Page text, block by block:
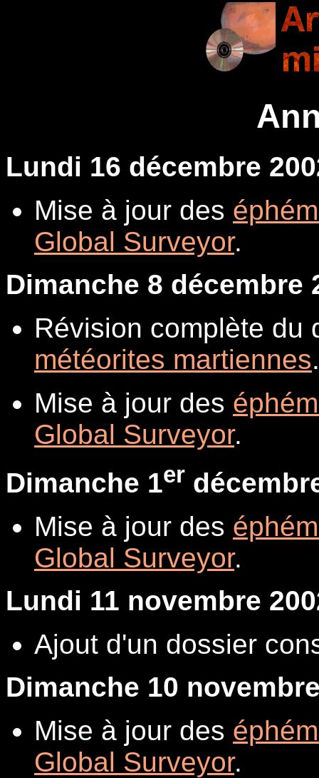
Lundi 16 décembre
Mise à jour des
Global Surveyor.
Dimanche 8 décembre
Révision complète du
météorites martiennes.
Mise à jour des
Global Surveyor.
Dimanche 1er
Mise à jour des
Global Surveyor.
Lundi 11 novembre
Ajout d'un dossier
Dimanche 10
Mise à jour des
Global Surveyor.